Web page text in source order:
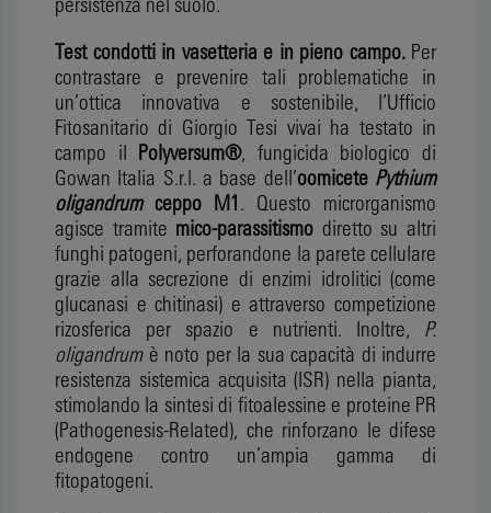
Test condotti in vasetteria e in pieno campo.Per
contrastare e prevenire tali problematiche in
un’ottica innovativa e sostenibile, l’Ufficio
Fitosanitario di Giorgio Tesi vivai ha testato in
campo il Polyversum®, fungicida biologico di
Gowan Italia S.r.l. a base dell’oomicete Pythium
oligandrumceppo M1. Questo microrganismo
agisce tramite mico-parassitismo diretto su altri
funghi patogeni, perforandone la parete cellulare
grazie alla secrezione di enzimi idrolitici (come
glucanasi e chitinasi) e attraverso competizione
rizosferica per spazio e nutrienti. Inoltre, P.
oligandrumè noto per la sua capacità di indurre
resistenza sistemica acquisita (ISR) nella pianta,
stimolando la sintesi di fitoalessine e proteine PR
(Pathogenesis-Related), che rinforzano le difese
endogene contro un’ampia gamma di
fitopatogeni.